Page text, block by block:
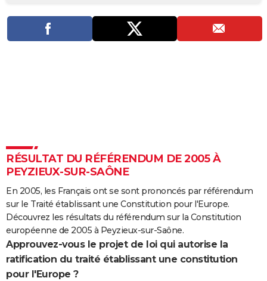
PHOTO
GUIDES D'ACHAT
COPAINS D'AVANT
FORUM
Bricolage
Lifestyle
Culture
Sport
Auto
Television
Voyage
Cinema
RÉSULTAT DU RÉFÉRENDUM DE 2005 À
PEYZIEUX-SUR-SAÔNE
En 2005, les Français ont se sont prononcés par référendum
sur le Traité établissant une Constitution pour l'Europe.
Découvrez les résultats du référendum sur la Constitution
européenne de 2005 à Peyzieux-sur-Saône.
Approuvez-vous le projet de loi qui autorise la
ratification du traité établissant une constitution
pour l'Europe ?